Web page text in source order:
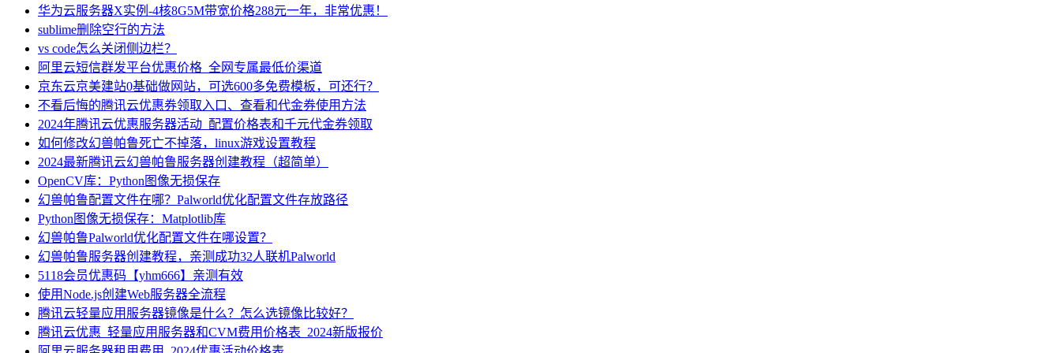
华为云服务器X实例-4核8G5M带宽价格288元一年，非常优惠！
sublime删除空行的方法
vs code怎么关闭侧边栏？
阿里云短信群发平台优惠价格_全网专属最低价渠道
京东云京美建站0基础做网站，可选600多免费模板，可还行？
不看后悔的腾讯云优惠券领取入口、查看和代金券使用方法
2024年腾讯云优惠服务器活动_配置价格表和千元代金券领取
如何修改幻兽帕鲁死亡不掉落，linux游戏设置教程
2024最新腾讯云幻兽帕鲁服务器创建教程（超简单）
OpenCV库：Python图像无损保存
幻兽帕鲁配置文件在哪？Palworld优化配置文件存放路径
Python图像无损保存：Matplotlib库
幻兽帕鲁Palworld优化配置文件在哪设置？
幻兽帕鲁服务器创建教程，亲测成功32人联机Palworld
5118会员优惠码【yhm666】亲测有效
使用Node.js创建Web服务器全流程
腾讯云轻量应用服务器镜像是什么？怎么选镜像比较好？
腾讯云优惠_轻量应用服务器和CVM费用价格表_2024新版报价